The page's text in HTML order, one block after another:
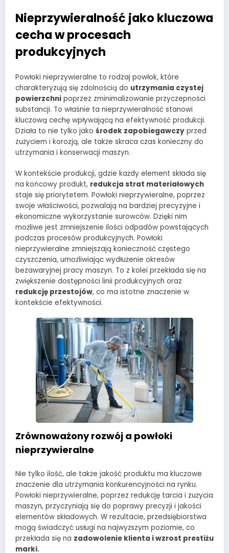
Nieprzywieralność jako kluczowa
cechaw procesach
produkcyjnych
Powłoki nieprzywieralne to rodzaj powłok, które
charakteryzują się zdolnością do utrzymania czystej
powierzchni poprzez zminimalizowanie przyczepności
substancji. To właśnie ta nieprzywieralność stanowi
kluczową cechę wpływającą na efektywność produkcji.
Działa to nie tylko jako środek zapobiegawczy przed
zużyciem i korozją, ale także skraca czas konieczny do
utrzymania i konserwacji maszyn.
W kontekście produkcji, gdzie każdy element składa się
na końcowy produkt, redukcja strat materiałowych
staje się priorytetem. Powłoki nieprzywieralne, poprzez
swoje właściwości, pozwalają na bardziej precyzyjne i
ekonomiczne wykorzystanie surowców. Dzięki nim
możliwe jest zmniejszenie ilości odpadów powstających
podczas procesów produkcyjnych. Powłoki
nieprzywieralne zmniejszają konieczność częstego
czyszczenia, umożliwiając wydłużenie okresów
bezawaryjnej pracy maszyn. To z kolei przekłada się na
zwiększenie dostępności linii produkcyjnych oraz
redukcję przestojów, co ma istotne znaczenie w
kontekście efektywności.
Zrównoważony rozwój a powłoki
nieprzywieralne
Nie tylko ilość, ale także jakość produktu ma kluczowe
znaczenie dla utrzymania konkurencyjności na rynku.
Powłoki nieprzywieralne, poprzez redukcję tarcia i zużycia
maszyn, przyczyniają się do poprawy precyzji i jakości
elementów składowych. W rezultacie, przedsiębiorstwa
mogą świadczyć usługi na najwyższym poziomie, co
przekłada się na zadowolenie klienta i wzrost prestiżu
marki.